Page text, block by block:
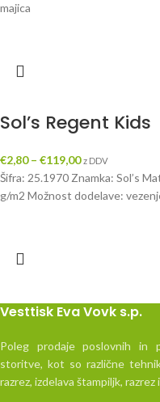
majica
Sol’s Regent Kids
€2,80 – €119,00 z DDV
Šifra: 25.1970 Znamka: Sol’s
g/m2 Možnost dodelave:
Vesttisk Eva Vovk s.p.
Poleg prodaje poslovnih in
storitve, kot so različne
razrez, izdelava štampiljk,